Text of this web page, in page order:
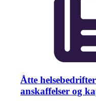
Åtte
anskaffelser og